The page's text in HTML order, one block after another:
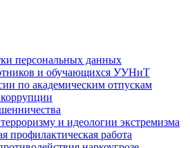
персональных данных
и обучающихся УУНиТ
по академическим отпускам
и идеологии экстремизма
профилактическая работа